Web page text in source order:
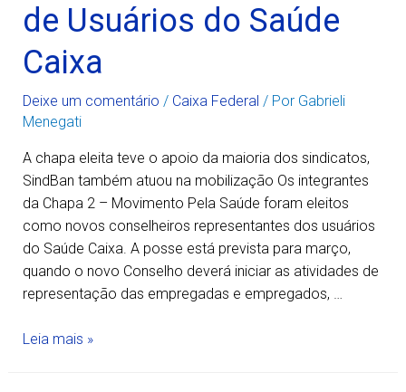
de Usuários do Saúde
Caixa
Deixe um comentário / Caixa Federal / Por Gabrieli
Menegati
A chapa eleita teve o apoio da maioria dos sindicatos,
SindBan também atuou na mobilização Os integrantes
da Chapa 2 – Movimento Pela Saúde foram eleitos
como novos conselheiros representantes dos usuários
do Saúde Caixa. A posse está prevista para março,
quando o novo Conselho deverá iniciar as atividades de
representação das empregadas e empregados, …
Leia mais »